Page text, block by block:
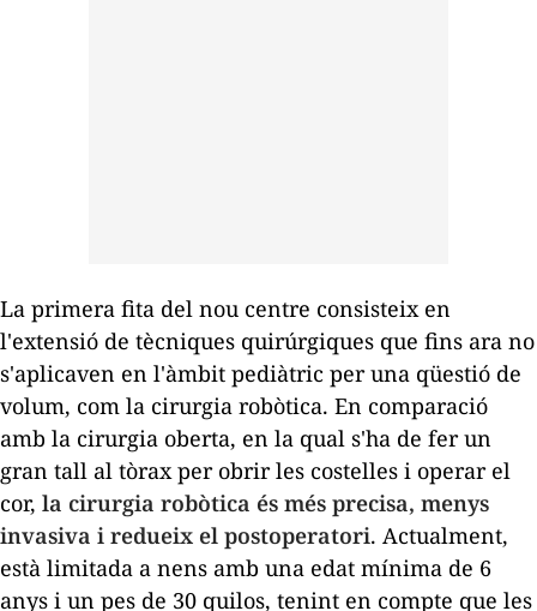
La primera fita del nou centre consisteix en
l'extensió de tècniques quirúrgiques que fins ara no
s'aplicaven en l'àmbit pediàtric per una qüestió de
volum, com la cirurgia robòtica. En comparació
amb la cirurgia oberta, en la qual s'ha de fer un
gran tall al tòrax per obrir les costelles i operar el
cor, la cirurgia robòtica és més precisa, menys
invasiva i redueix el postoperatori. Actualment,
està limitada a nens amb una edat mínima de 6
anys i un pes de 30 quilos, tenint en compte que les